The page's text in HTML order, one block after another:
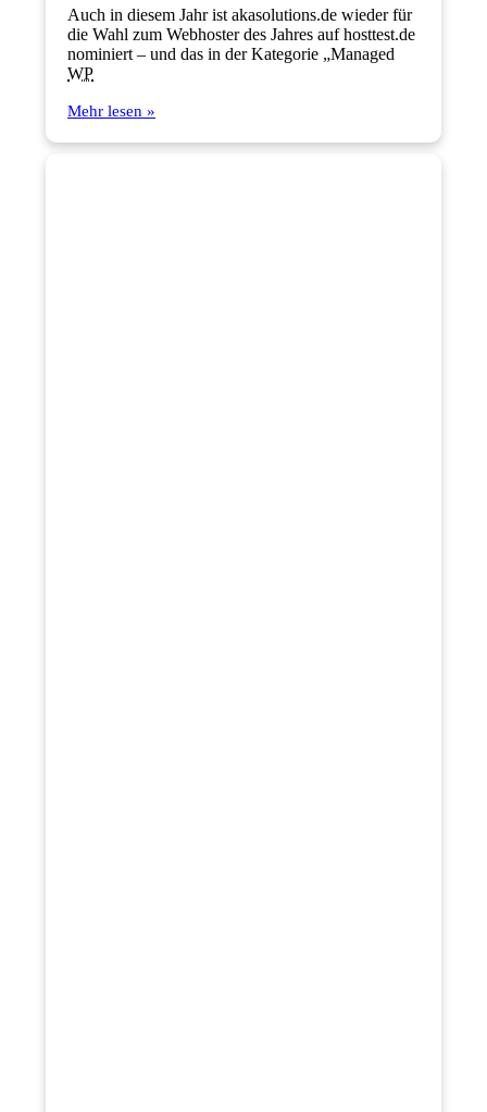
Auch in diesem Jahr ist akasolutions.de wieder für
die Wahl zum Webhoster des Jahres auf hosttest.de
nominiert – und das in der Kategorie „Managed
WP
Mehr lesen »